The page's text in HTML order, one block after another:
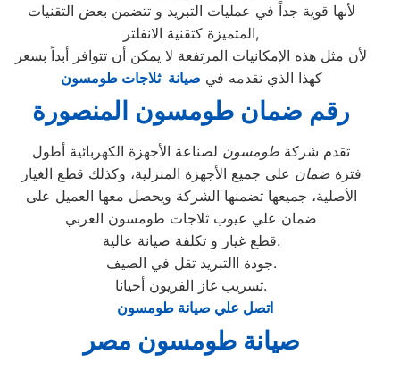
لأنها قوية جداً في عمليات التبريد و تتضمن بعض التقنيات
المتميزة كتقنية الانفلتر,
لأن مثل هذه الإمكانيات المرتفعة لا يمكن أن تتوافر أبداً بسعر
كهذا الذي نقدمه في صيانة ثلاجات طومسون
رقم ضمان طومسون المنصورة
تقدم شركة طومسون لصناعة الأجهزة الكهربائية أطول
فترةضمان على جميع الأجهزة المنزلية، وكذلك قطع الغيار
الأصلية، جميعها تضمنها الشركة ويحصل معها العميل على
ضمان علي عيوب ثلاجات طومسون العربي
قطع غيار و تكلفة صيانة عالية.
جودة االتبريد تقل في الصيف.
تسريب غاز الفريون أحيانا.
اتصل علي صيانة طومسون
صيانة طومسون مصر